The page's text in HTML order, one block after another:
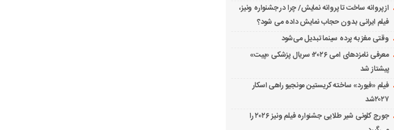
از پروانه ساخت تا پروانه نمایش/ چرا در جشنواره ونیز،
فیلم ایرانی بدون حجاب نمایش داده می شود؟
وقتی مغز به پرده سینما تبدیل می‌شود
معرفی نامزدهای امی ۲۰۲۶؛ سریال پزشکی «پیت»
پیشتاز شد
فیلم «فیورد» ساخته کریستین مونجیو راهی اسکار
۲۰۲۷شد
جورج کلونی شیر طلایی جشنواره فیلم ونیز ۲۰۲۶ را